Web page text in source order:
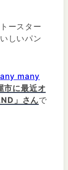
ースター
しいパン
any many
市に最近オ
」さんで